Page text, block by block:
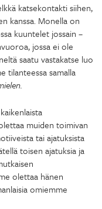
katsekontakti siihen,
kanssa. Monella on
kuuntelet jossain –
jossa ei ole
saatu vastakatse luo
tilanteessa samalla
muiden toimivan
tai ajatuksista
toisen ajatuksia ja
olettaa hänen
omiemme